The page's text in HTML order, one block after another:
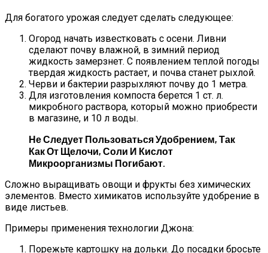
Для богатого урожая следует сделать следующее:
Огород начать известковать с осени. Ливни
сделают почву влажной, в зимний период
жидкость замерзнет. С появлением теплой погоды
твердая жидкость растает, и почва станет рыхлой.
Черви и бактерии разрыхляют почву до 1 метра.
Для изготовления компоста берется 1 ст. л.
микробного раствора, который можно приобрести
в магазине, и 10 л воды.
Не Следует Пользоваться Удобрением, Так
Как От Щелочи, Соли И Кислот
Микроорганизмы Погибают.
Сложно выращивать овощи и фрукты без химических
элементов. Вместо химикатов используйте удобрение в
виде листьев.
Примеры применения технологии Джона:
Порежьте картошку на дольки. До посадки бросьте